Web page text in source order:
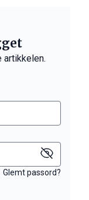
artikkelen.
Glemt passord?